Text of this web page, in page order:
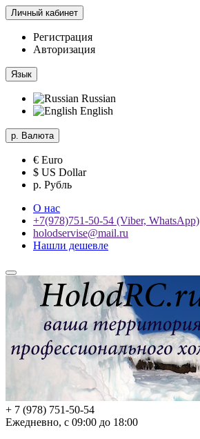
Личный кабинет
Регистрация
Авторизация
Язык
Russian
English
р. Валюта
€ Euro
$ US Dollar
р. Рубль
О нас
+7(978)751-50-54 (Viber, WhatsApp)
holodservise@mail.ru
Нашли дешевле
+ 7 (978) 751-50-54
Ежедневно, с 09:00 до 18:00